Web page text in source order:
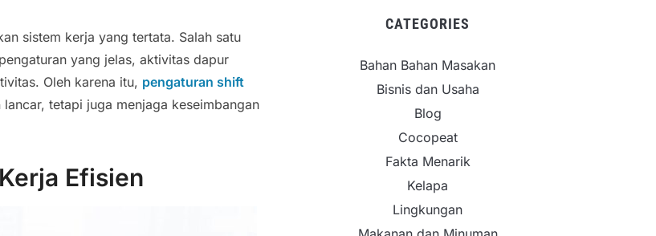
sistem kerja yang tertata. Salah satu
yang jelas, aktivitas dapur
Oleh karena itu, pengaturan shift
tetapi juga menjaga keseimbangan
Efisien
CATEGORIES
Bahan Bahan Masakan
Bisnis dan Usaha
Blog
Cocopeat
Fakta Menarik
Kelapa
Lingkungan